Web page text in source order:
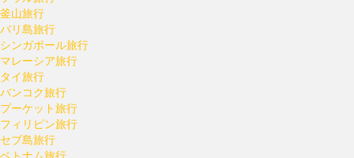
釜山旅行
バリ島旅行
シンガポール旅行
マレーシア旅行
タイ旅行
バンコク旅行
プーケット旅行
フィリピン旅行
セブ島旅行